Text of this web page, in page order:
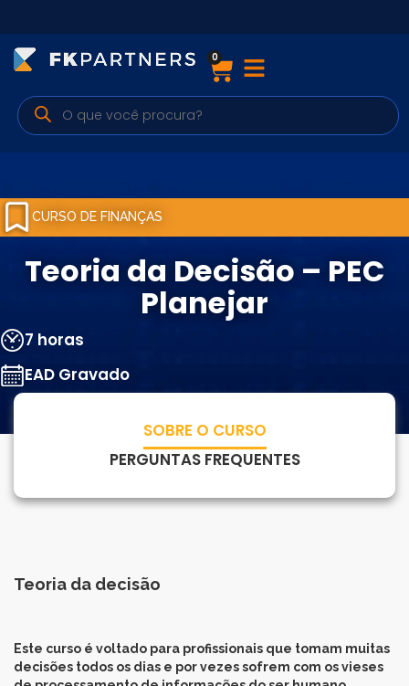
Cursos
Preparatórios Nacionais
Finanças & Edu. Continuada
Por atuação
Navegação
Sobre nós
MINHA CONTA
0
CURSO DE FINANÇAS
Teoria da Decisão – PEC
Planejar
7 horas
EAD Gravado
SOBRE O CURSO
PERGUNTAS FREQUENTES
Teoria da decisão
Este curso é voltado para profissionais que tomam muitas
decisões todos os dias e por vezes sofrem com os vieses